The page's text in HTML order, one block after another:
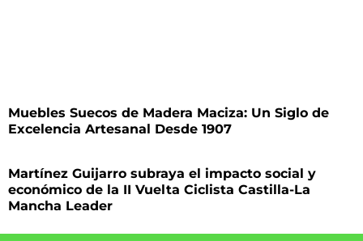
Muebles Suecos de Madera Maciza: Un Siglo de
Excelencia Artesanal Desde 1907
Martínez Guijarro subraya el impacto social y
económico de la II Vuelta Ciclista Castilla-La
Mancha Leader